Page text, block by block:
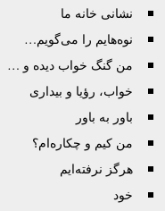
نشانی خانه ما
نوه‌هایم را می‌گویم…
من گنگ خواب دیده و …
خواب، رؤیا و بیداری
باور به باور
من کیم و چکاره‌ام؟
هرگز نرفته‌ایم
خود